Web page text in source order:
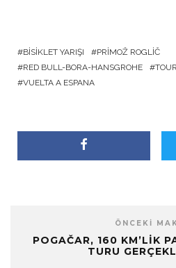
BISIKLET YARIŞI
PRIMOŽ ROGLIČ
RED BULL-BORA-HANSGROHE
VUELTA A ESPANA
ÖNCEKI
POGAČAR, 160 KM’LIK
TURU